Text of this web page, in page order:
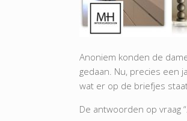
Anoniem konden de
gedaan. Nu, precies een
wat er op de briefjes
De antwoorden op vraag “